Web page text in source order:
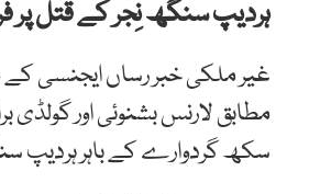
ہردیپ سنگھ نِجّر کے قتل پر
غیر ملکی خبر رساں ایجنسی کے
سکھ گردوارے کے باہر ہردیپ